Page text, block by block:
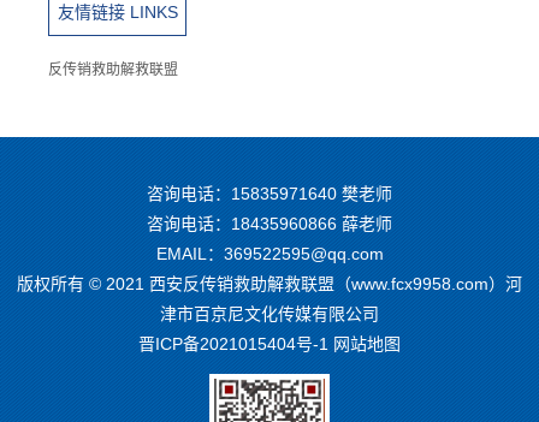
友情链接 LINKS
反传销救助解救联盟
咨询电话： 15835971640 樊老师
咨询电话： 18435960866 薛老师
EMAIL：369522595@qq.com
版权所有 © 2021 西安反传销救助解救联盟（www.fcx9958.com）河
津市百京尼文化传媒有限公司
晋ICP备2021015404号-1 网站地图